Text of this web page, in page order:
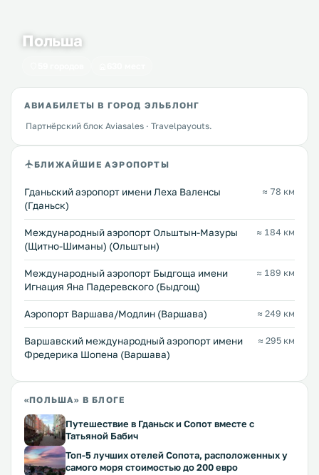
Польша
АВИАБИЛЕТЫ В ГОРОД ЭЛЬБЛОНГ
Партнёрский блок Aviasales · Travelpayouts.
БЛИЖАЙШИЕ АЭРОПОРТЫ
Гданьский аэропорт имени Леха Валенсы
(Гданьск)
≈ 78 км
Международный аэропорт Ольштын-Мазуры
(Щитно-Шиманы) (Ольштын)
≈ 184 км
Международный аэропорт Быдгоща имени
Игнация Яна Падеревского (Быдгощ)
≈ 189 км
Аэропорт Варшава/Модлин (Варшава) ≈ 249 км
Варшавский международный аэропорт имени
Фредерика Шопена (Варшава)
≈ 295 км
«ПОЛЬША» В БЛОГЕ
Путешествие в Гданьск и Сопот вместе с
Татьяной Бабич
Топ-5 лучших отелей Сопота, расположенных у
самого моря стоимостью до 200 евро